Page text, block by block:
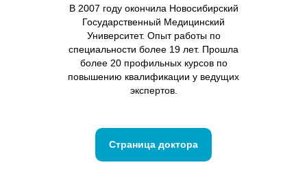
В 2007 году окончила Новосибирский
Государственный Медицинский
Университет. Опыт работы по
специальности более 19 лет. Прошла
более 20 профильных курсов по
повышению квалификации у ведущих
экспертов.
Страница доктора